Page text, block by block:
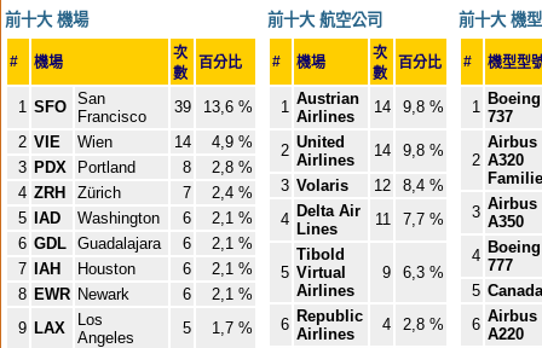
前十大 機場
# 機場
次
數
百分比
1 SFO San
Francisco
39
13,6 %
2 VIE Wien 14
4,9 %
3 PDX Portland 8
2,8 %
4 ZRH Zürich 7
2,4 %
5
IAD Washington 6
2,1 %
6 GDL Guadalajara 6
2,1 %
7
IAH Houston 6
2,1 %
8 EWR Newark 6
2,1 %
9 LAX
Los
Angeles
5
1,7 %
前十大 航空公司
# 機場
次
數
百分比
1 Austrian
Airlines
14 9,8 %
2 United
Airlines
14
9,8 %
3 Volaris 12
8,4 %
4 Delta Air
Lines
11 7,7 %
5
Tibold
Virtual
Airlines
9 6,3 %
6 Republic
Airlines
4 2,8 %
前十大 機型
# 機型型
1 Boeing
737
2
Airbus
A320
Familie
3 Airbus
A350
4 Boeing
777
5
6 Airbus
A220